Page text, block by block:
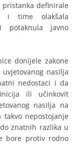
definirale
i time olakšala
potaknula javno
donijele zakone
nasilja
nedostaci i da
ili učinkovit
nasilja na
nepostojanje
znatnih razlika u
bore protiv rodno